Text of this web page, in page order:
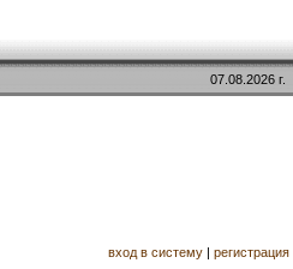
07.08.2026 г.
вход в систему | регистрация